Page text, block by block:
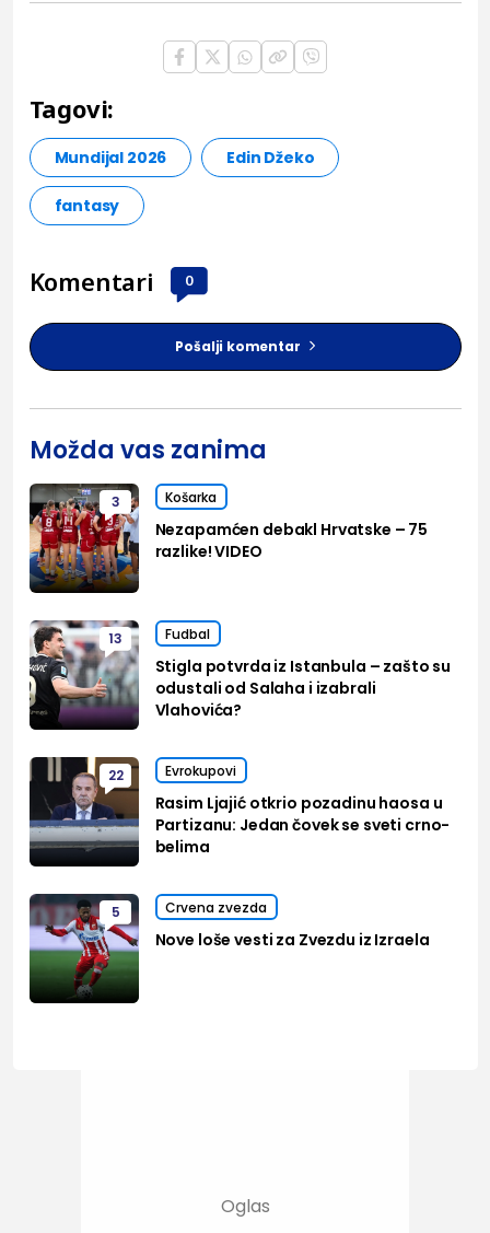
Tagovi:
Mundijal 2026 Edin Džeko
fantasy
Komentari 0
Pošalji komentar
Možda vas zanima
3 Košarka
Nezapamćen debakl Hrvatske – 75
razlike! VIDEO
13 Fudbal
Stigla potvrda iz Istanbula – zašto su
odustali od Salaha i izabrali
Vlahovića?
22 Evrokupovi
Rasim Ljajić otkrio pozadinu haosa u
Partizanu: Jedan čovek se sveti crno-
belima
5 Crvena zvezda
Nove loše vesti za Zvezdu iz Izraela